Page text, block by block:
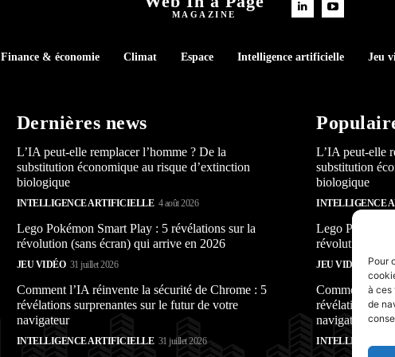
Pour
à ces
de
MAGAZINE
Finance & économie Climat Espace Intelligence artificielle Jeu
Dernières news
L’IA peut-elle remplacer l’homme ? De la
substitution économique au risque d’extinction
biologique
INTELLIGENCE ARTIFICIELLE 4 août 2026
Lego Pokémon Smart Play : 5 révélations sur la
révolution (sans écran) qui arrive en 2026
JEU VIDÉO 31 juillet 2026
Comment l’IA réinvente la sécurité de Chrome : 5
révélations surprenantes sur le futur de votre
navigateur
INTELLIGENCE ARTIFICIELLE 31 juillet 2026
L’IA peut-elle
substitution
biologique
INTELLIGENCE
Lego
révolution
JEU VIDÉO 31
Comment l’IA
révélations
navigateur
INTELLIGENCE